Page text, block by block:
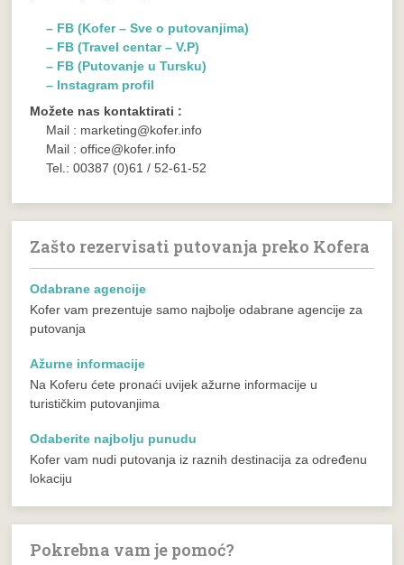
– FB (Kofer – Sve o putovanjima)
– FB (Travel centar – V.P)
– FB (Putovanje u Tursku)
– Instagram profil
Možete nas kontaktirati :
Mail : marketing@kofer.info
Mail : office@kofer.info
Tel.: 00387 (0)61 / 52-61-52
Zašto rezervisati putovanja preko Kofera
Odabrane agencije
Kofer vam prezentuje samo najbolje odabrane agencije za
putovanja
Ažurne informacije
Na Koferu ćete pronaći uvijek ažurne informacije u
turističkim putovanjima
Odaberite najbolju punudu
Kofer vam nudi putovanja iz raznih destinacija za određenu
lokaciju
Pokrebna vam je pomoć?